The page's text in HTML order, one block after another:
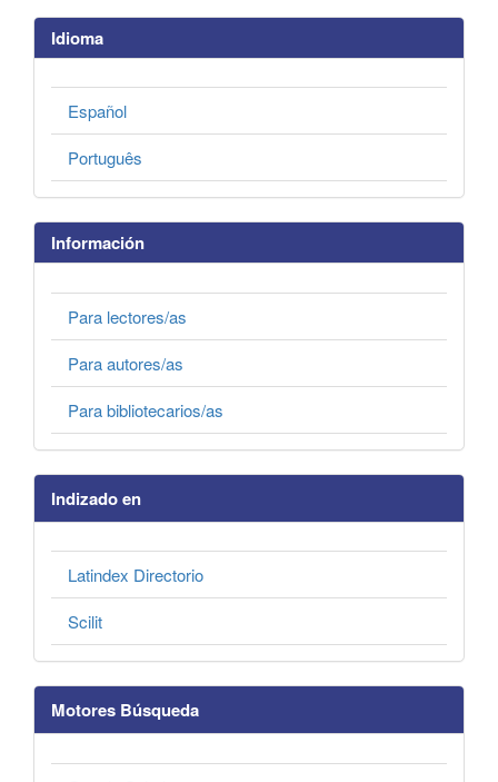
Idioma
Español
Português
Información
Para lectores/as
Para autores/as
Para bibliotecarios/as
Indizado en
Latindex Directorio
Scilit
Motores Búsqueda